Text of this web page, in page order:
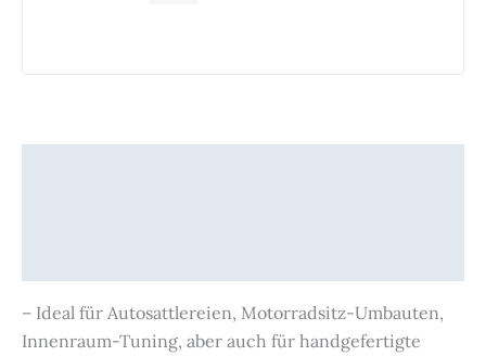
– Ideal für Autosattlereien, Motorradsitz-Umbauten,
Innenraum-Tuning, aber auch für handgefertigte